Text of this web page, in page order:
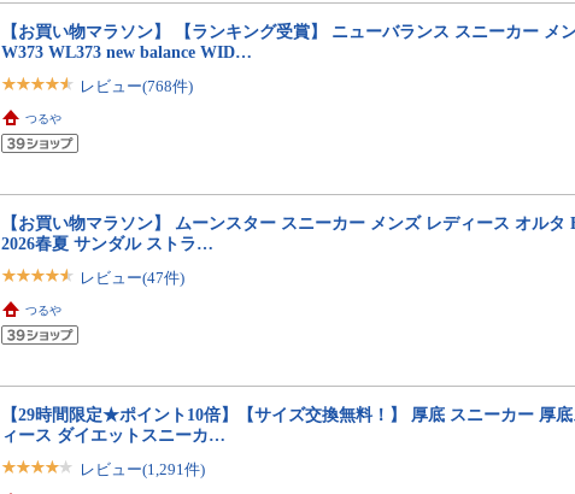
【お買い物マラソン】 【ランキング受賞】 ニューバランス スニーカー メ
W373 WL373 new balance WID…
レビュー(768件)
つるや
【お買い物マラソン】 ムーンスター スニーカー メンズ レディース オルタ
2026春夏 サンダル ストラ…
レビュー(47件)
つるや
【29時間限定★ポイント10倍】【サイズ交換無料！】 厚底 スニーカー 厚
ィース ダイエットスニーカ…
レビュー(1,291件)